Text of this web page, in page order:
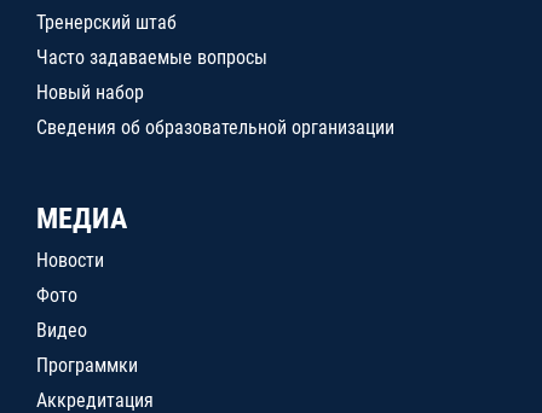
Тренерский штаб
Часто задаваемые вопросы
Новый набор
Сведения об образовательной организации
МЕДИА
Новости
Фото
Видео
Программки
Аккредитация